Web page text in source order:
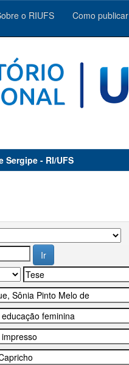
o RIUFS Como publicar
- RI/UFS